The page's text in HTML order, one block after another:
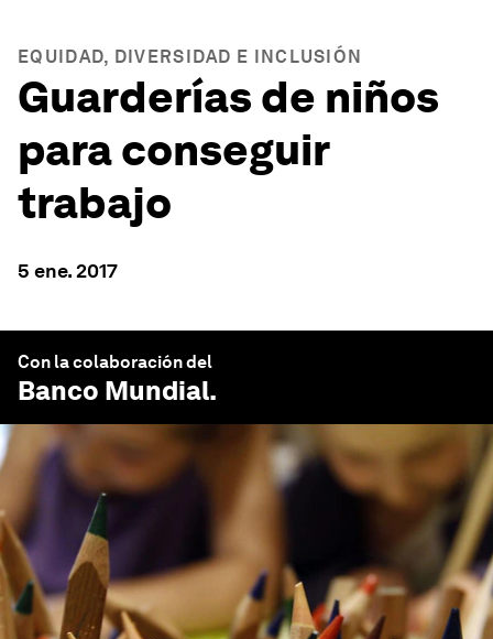
EQUIDAD, DIVERSIDAD E INCLUSIÓN
Guarderías de niños
para conseguir
trabajo
5 ene. 2017
Con la colaboración del
Banco Mundial.